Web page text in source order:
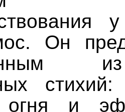
у
Он
огня и